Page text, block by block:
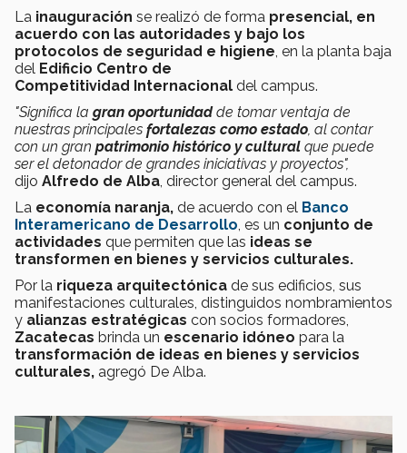
La inauguración se realizó de forma presencial, en
acuerdo con las autoridades y bajo los
protocolos de seguridad e higiene , en la planta baja
del Edificio Centro de
Competitividad Internacional del campus.
"Significa la gran oportunidadde tomar ventaja de
nuestras principales fortalezas como estado , al contar
con un gran patrimonio histórico y cultural que puede
ser el detonador de grandes iniciativas y proyectos",
dijo Alfredo de Alba , director general del campus.
La economía naranja, de acuerdo con el Banco
Interamericano de Desarrollo , es un conjunto de
actividades que permiten que las ideas se
transformen en bienes y servicios culturales.
Por la riqueza arquitectónica de sus edificios, sus
manifestaciones culturales, distinguidos nombramientos
y alianzas estratégicas con socios formadores,
Zacatecas brinda un escenario idóneo para la
transformación de ideas en bienes y servicios
culturales, agregó De Alba.